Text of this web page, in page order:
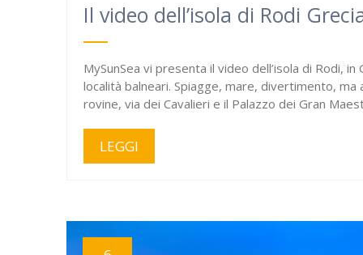
Il video dell’isola di Rodi
MySunSea vi presenta il video dell’isola di Rodi,
località balneari. Spiagge, mare, divertimento,
rovine, via dei Cavalieri e il Palazzo dei Gran
LEGGI